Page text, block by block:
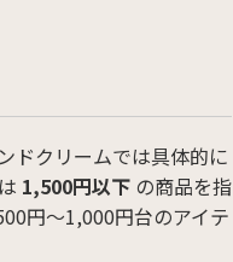
ドクリームでは具体的に
1,500円以下 の商品を指
円〜1,000円台のアイテ